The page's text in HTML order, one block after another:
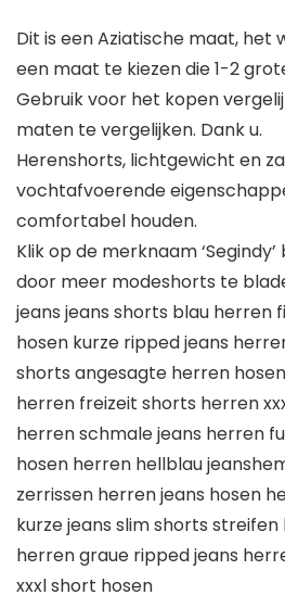
Dit is een Aziatische maat,
een maat te kiezen die 1-2
Gebruik voor het kopen
maten te vergelijken. Dank u.
Herenshorts, lichtgewicht en
vochtafvoerende
comfortabel houden.
Klik op de merknaam
door meer modeshorts te
jeans jeans shorts blau
hosen kurze ripped jeans
shorts angesagte herren
herren freizeit shorts herren
herren schmale jeans herren
hosen herren hellblau
zerrissen herren jeans hosen
kurze jeans slim shorts
herren graue ripped jeans
xxxl short hosen